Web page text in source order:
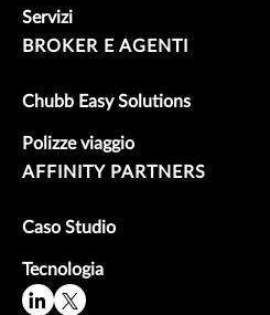
Servizi
BROKER E AGENTI
Chubb Easy Solutions
Polizze viaggio
AFFINITY PARTNERS
Caso Studio
Tecnologia